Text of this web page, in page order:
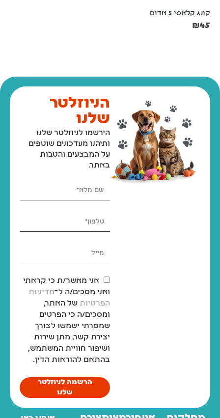
קונג קלאסי S אדום
₪45
הניוזלטר
שלנו
הירשמו לניוזלטר שלנו
ותיהנו מעדכונים שוטפים
על המבצעים והטבות
באתר.
אני מאשר/ת כי קראתי
ואני מסכים/ה ל־מדיניות
הפרטיות של האתר,
ומסכים/ה כי הפרטים
שמסרתי ישמשו לצורך
יצירת קשר, מתן שירות
ושיפור חוויית המשתמש,
בהתאם להוראות הדין.
הרשמה לניוזלטר
שלנו